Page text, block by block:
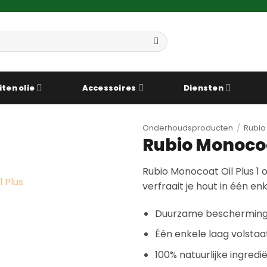
olie Accessoires Diensten
Onderhoudsproducten /
Rubio
Rubio Monocoat Oil Plus
verfraait je hout in één
Duurzame
Één enkele laag
100% natuurlijke